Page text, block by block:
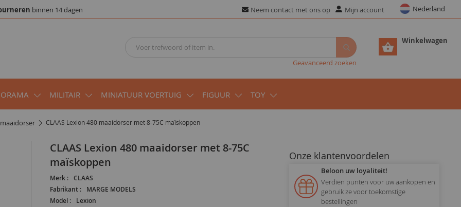
binnen 14 dagen Neem contact met ons op Mijn account Nederland
Winkelwagen
Geavanceerd zoeken
MILITAIR MINIATUUR VOERTUIG FIGUUR TOY
maaidorser CLAAS Lexion 480 maaidorser met 8-75C maïskoppen
CLAAS Lexion 480 maaidorser met 8-75C
maïskoppen
Merk :
CLAAS
Fabrikant :
MARGE MODELS
Model :
Lexion
Onze klantenvoordelen
Beloon uw loyaliteit!
Verdien punten voor uw aankopen en
gebruik ze voor toekomstige
bestellingen